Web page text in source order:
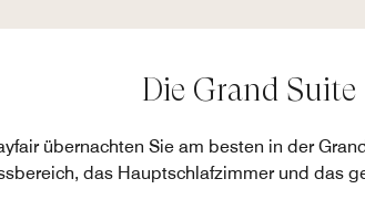
Die Grand Suite
übernachten Sie am besten in der
das Hauptschlafzimmer und das